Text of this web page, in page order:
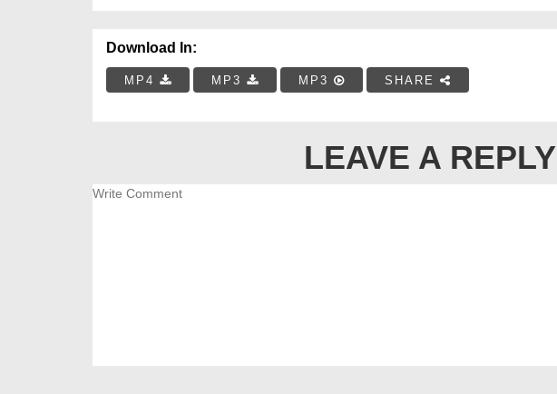
Download In:
MP4 MP3 MP3 SHARE
LEAVE A REPLY